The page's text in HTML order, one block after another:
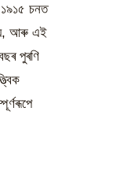
১৯১৫ চনত
হয়, আৰু এই
পুৰণি